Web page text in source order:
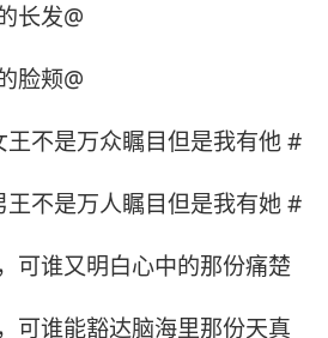
长发@
脸颊@
不是万众瞩目但是我有他 #
不是万人瞩目但是我有她 #
可谁又明白心中的那份痛楚
可谁能豁达脑海里那份天真